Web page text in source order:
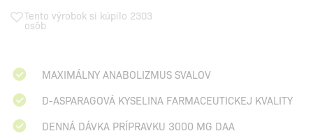
Tento výrobok si kúpilo 2303
osôb
MAXIMÁLNY ANABOLIZMUS SVALOV
D-ASPARAGOVÁ KYSELINA FARMACEUTICKEJ KVALITY
DENNÁ DÁVKA PRÍPRAVKU 3000 MG DAA